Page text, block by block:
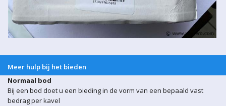
Meer hulp bij het bieden
Normaal bod
Bij een bod doet u een bieding in de vorm van een bepaald vast
bedrag per kavel